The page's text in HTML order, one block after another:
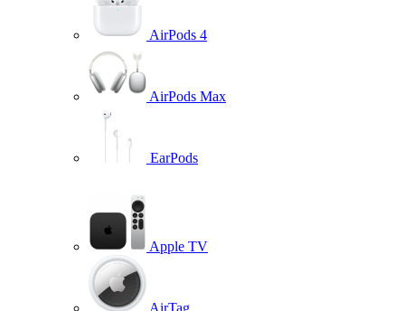
AirPods 4
AirPods Max
EarPods
Apple TV